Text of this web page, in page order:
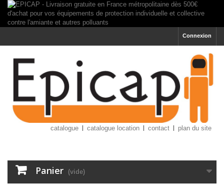
Connexion
catalogue catalogue location contact plan du site
Panier (vide)